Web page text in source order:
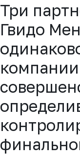
Три
Гвидо